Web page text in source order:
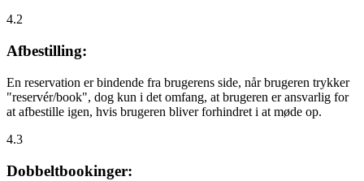
4.2
Afbestilling:
En reservation er bindende fra brugerens side, når brugeren trykker
"reservér/book", dog kun i det omfang, at brugeren er ansvarlig for
at afbestille igen, hvis brugeren bliver forhindret i at møde op.
4.3
Dobbeltbookinger: